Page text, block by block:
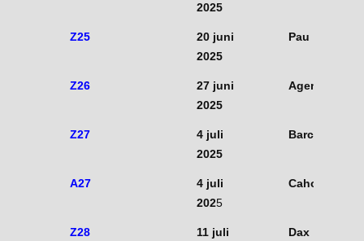
2025
Z25
20 juni
2025
Pau
Z26
27 juni
2025
Agen
Z27
4 juli
2025
Barcelona
A27
4 juli
2025
Cahors
Z28
11 juli
Dax